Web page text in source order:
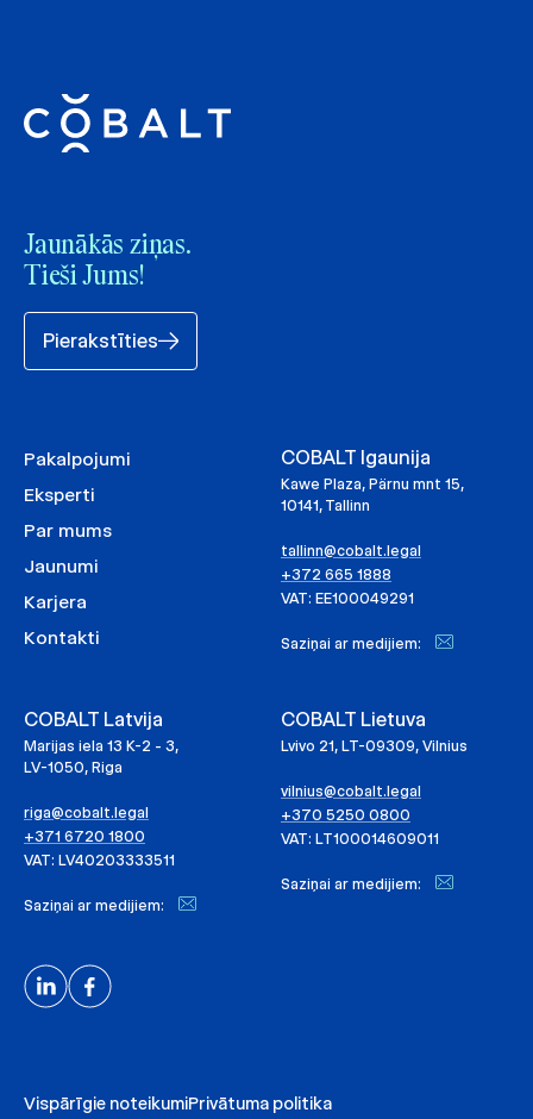
Jaunākās ziņas.
Tieši Jums!
Pierakstīties
Pakalpojumi
Eksperti
Par mums
Jaunumi
Karjera
Kontakti
COBALT Igaunija
Kawe Plaza, Pärnu mnt 15,
10141, Tallinn
tallinn@cobalt.legal
+372 665 1888
VAT: EE100049291
Saziņai ar medijiem:
COBALT Latvija
Marijas iela 13 K-2 - 3,
LV-1050, Riga
riga@cobalt.legal
+371 6720 1800
VAT: LV40203333511
Saziņai ar medijiem:
COBALT Lietuva
Lvivo 21, LT-09309, Vilnius
vilnius@cobalt.legal
+370 5250 0800
VAT: LT100014609011
Saziņai ar medijiem:
Vispārīgie noteikumiPrivātuma politika